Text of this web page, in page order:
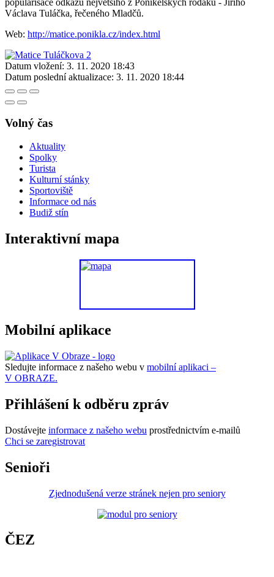
Václava Tuláčka, řečeného Mladčů.
Web: http://matice.ponikla.cz/index.html
Datum vložení: 3. 11. 2020 18:43
Datum poslední aktualizace: 3. 11. 2020 18:44
Volný čas
Aktuality
Spolky
Turista
Kulturní stánky
Sportoviště
Informace od nás
Budiž stín
Interaktivní mapa
Mobilní aplikace
Sledujte informace z našeho webu v mobilní aplikaci –
V OBRAZE.
Přihlášení k odběru zpráv
Dostávejte informace z našeho webu prostřednictvím e-mailů
Chci se zaregistrovat
Senioři
Zjednodušená verze stránek nejen pro seniory
ČEZ